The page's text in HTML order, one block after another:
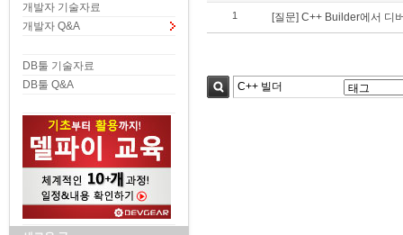
개발자 기술자료
개발자 Q&A
DB툴 기술자료
DB툴 Q&A
1 [질문] C++ Builder에서 디